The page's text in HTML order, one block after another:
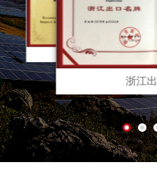
高新技术企业
浙江
国
推荐出口品牌